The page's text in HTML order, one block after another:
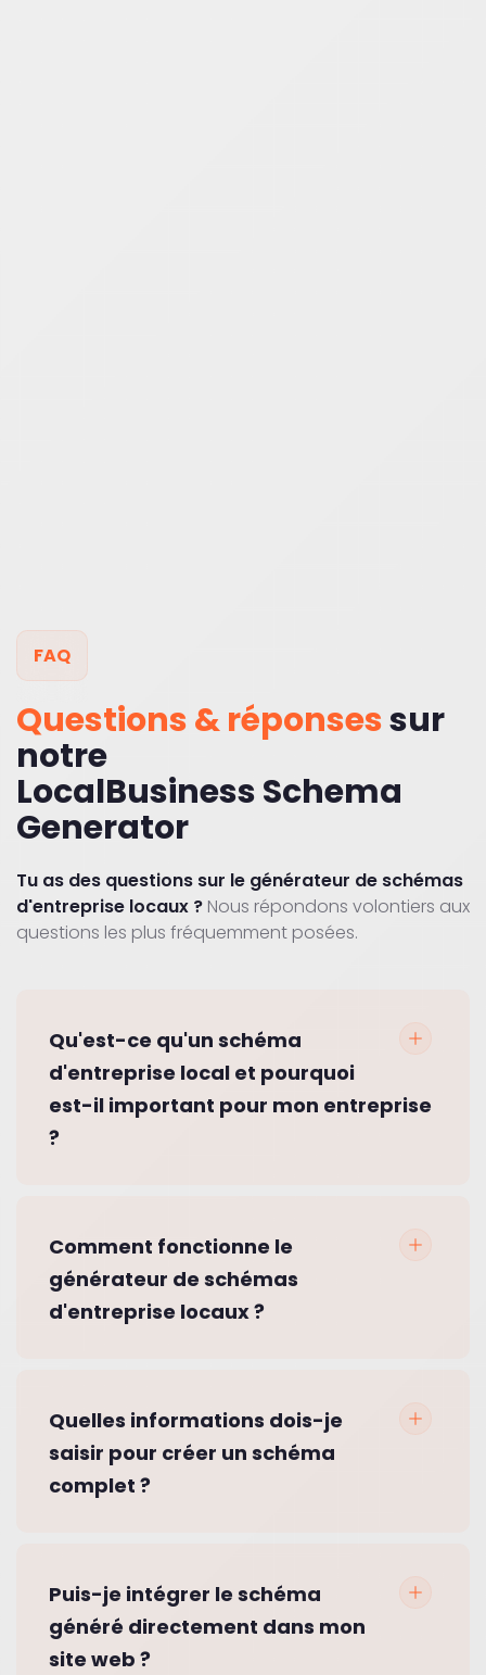
FAQ
Questions & réponsessur
notre
LocalBusiness Schema
Generator
Tu as des questions sur le générateur de schémas
d'entreprise locaux ? Nous répondons volontiers aux
questions les plus fréquemment posées.
Qu'est-ce qu'un schéma
d'entreprise local et pourquoi
est-il important pour mon entreprise
?
Comment fonctionne le
générateur de schémas
d'entreprise locaux ?
Quelles informations dois-je
saisir pour créer un schéma
complet ?
Puis-je intégrer le schéma
généré directement dans mon
site web ?